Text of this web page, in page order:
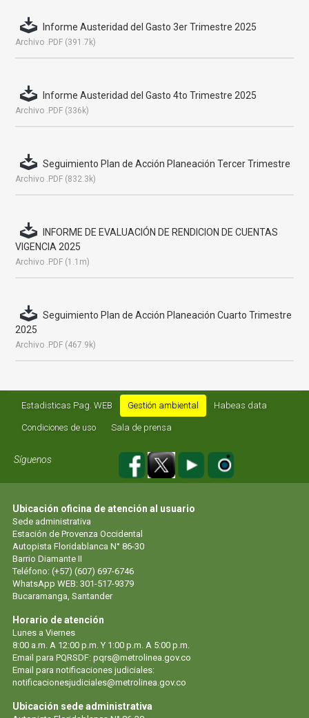
Informe Austeridad del Gasto 3er Trimestre 2025
Archivo .PDF (391.7k)
Informe Austeridad del Gasto 4to Trimestre 2025
Archivo .PDF (336k)
Seguimiento Plan de Acción Planeación Tercer Trimestre
Archivo .PDF (832.3k)
INFORME DE EVALUACIÓN DE RENDICION DE CUENTAS
VIGENCIA 2025
Archivo .PDF (1.1m)
Seguimiento Plan de Acción Planeación Cuarto Trimestre
2025
Archivo .PDF (467.9k)
Estadisticas Pag. WEB Gestión ambiental Habeas data
Condiciones de uso Sala de prensa
Síguenos
Ubicación oficina de atención al usuario
Sede administrativa
Estación de Provenza Occidental
Autopista Floridablanca N° 86-30
Barrio Diamante II
Teléfono: (+57) (607) 697-6746
WhatsApp WEB: 301-517-9379
Bucaramanga, Santander
Horario de atención
Lunes a Viernes
8:00 a.m. A 12:00 p.m. Y 1:00 p.m. A 5:00 p.m.
Email para PQRSDF: pqrs@metrolinea.gov.co
Email para notificaciones judiciales:
notificacionesjudiciales@metrolinea.gov.co
Ubicación sede administrativa